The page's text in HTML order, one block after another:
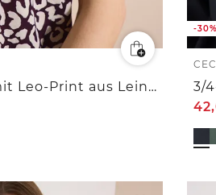
Hemdbluse mit Leo-Print aus Leinenmix
-30%
3/